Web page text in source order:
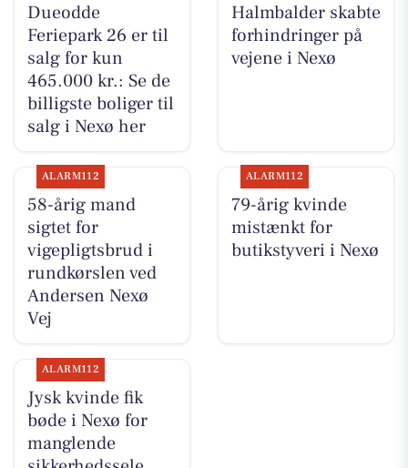
Dueodde
Feriepark 26 er til
salg for kun
465.000 kr.: Se de
billigste boliger til
salg i Nexø her
Halmbalder skabte
forhindringer på
vejene i Nexø
ALARM112
58-årig mand
sigtet for
vigepligtsbrud i
rundkørslen ved
Andersen Nexø
Vej
ALARM112
79-årig kvinde
mistænkt for
butikstyveri i Nexø
ALARM112
Jysk kvinde fik
bøde i Nexø for
manglende